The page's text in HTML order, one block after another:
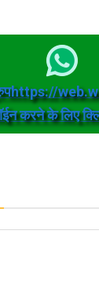
करने के लिए